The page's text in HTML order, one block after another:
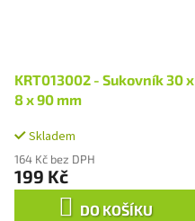
KRT013002 - Sukovník 30 x
8 x 90 mm
Skladem
164 Kč bez DPH
199 Kč
DO KOŠÍKU